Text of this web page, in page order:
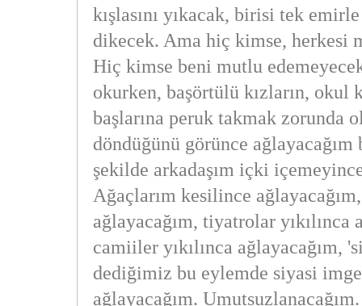
kışlasını yıkacak, birisi tek
dikecek. Ama hiç kimse, herkesi
Hiç kimse beni mutlu
okurken, başörtülü kızların, okul
başlarına peruk takmak zorunda
döndüğünü görünce ağlayacağım
şekilde arkadaşım içki
Ağaçlarım kesilince
ağlayacağım, tiyatrolar yıkılınca
camiiler yıkılınca ağlayacağım,
dediğimiz bu eylemde siyasi
ağlayacağım. Umutsuzlanacağım.